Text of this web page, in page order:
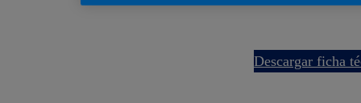
descargar ficha